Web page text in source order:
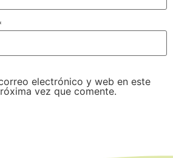
electrónico y web en este
vez que comente.